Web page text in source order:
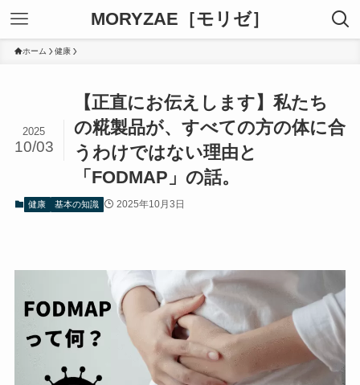
MORYZAE［モリゼ］
ホーム 健康
【正直にお伝えします】私たち
の糀製品が、すべての方の体に合
うわけではない理由と
「FODMAP」の話。
2025
10/03
健康 基本の知識 2025年10月3日